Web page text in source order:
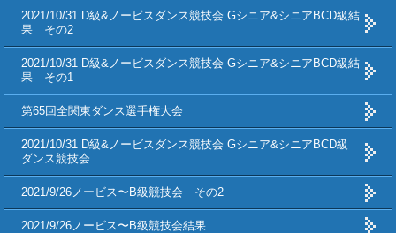
2021/10/31 D級&ノービスダンス競技会 Gシニア&シニアBCD級結
果 その2
2021/10/31 D級&ノービスダンス競技会 Gシニア&シニアBCD級結
果 その1
第65回全関東ダンス選手権大会
2021/10/31 D級&ノービスダンス競技会 Gシニア&シニアBCD級
ダンス競技会
2021/9/26ノービス〜B級競技会 その2
2021/9/26ノービス〜B級競技会結果